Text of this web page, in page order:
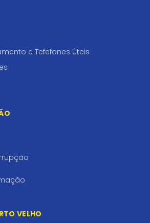
e Tefefones Úteis
VELHO